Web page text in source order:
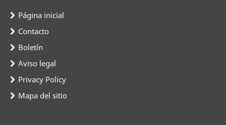
Página inicial
Contacto
Boletín
Aviso legal
Privacy Policy
Mapa del sitio